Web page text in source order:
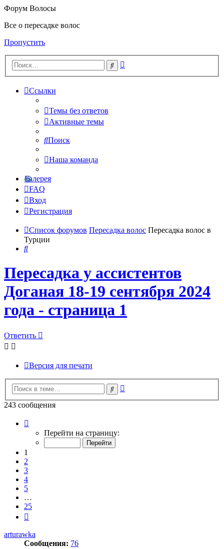
Форум Волосы
Все о пересадке волос
Пропустить
Поиск
Ссылки
Темы без ответов
Активные темы
Поиск
Наша команда
Галерея
FAQ
Вход
Регистрация
Список форумов Пересадка волос Пересадка волос в
Турции
Поиск
Пересадка у ассистентов
Доганая 18-19 сентября 2024
года - страница 1
Ответить
Версия для печати
Поиск
243 сообщения
Перейти на страницу:
1
2
3
4
5
…
25
arturawka
Сообщения: 76